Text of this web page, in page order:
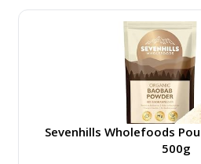
Sevenhills Wholefoods
500g